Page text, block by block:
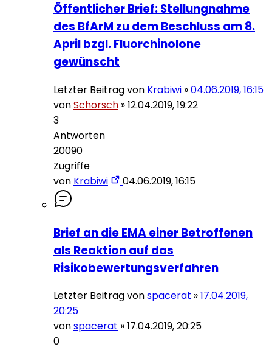
Öffentlicher Brief: Stellungnahme
des BfArM zu dem Beschluss am 8.
April bzgl. Fluorchinolone
gewünscht
Letzter Beitrag von Krabiwi »04.06.2019, 16:15
vonSchorsch »12.04.2019, 19:22
3
Antworten
20090
Zugriffe
von Krabiwi 04.06.2019, 16:15
Brief an die EMA einer Betroffenen
als Reaktion auf das
Risikobewertungsverfahren
Letzter Beitrag vonspacerat »17.04.2019,
20:25
vonspacerat »17.04.2019, 20:25
0